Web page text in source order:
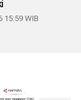
15:59 WIB